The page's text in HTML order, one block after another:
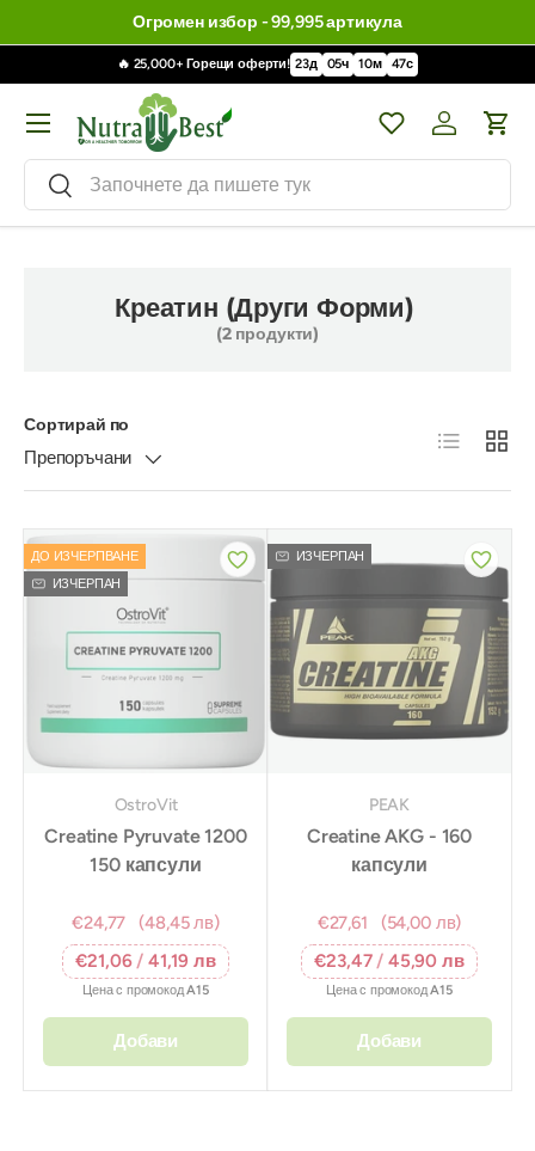
Огромен избор - 99,995 артикула
🔥 25,000+ Горещи оферти! 23д 05ч 10м 45с
Търсене
Търсене
WishlistВлизане /
Меню
Креатин (Други Форми)
(2 продукти)
Сортирай по
Препоръчани
Списък
ДО ИЗЧЕРПВАНЕ
ИЗЧЕРПАН
OstroVit
Creatine Pyruvate 1200
150 капсули
€24,77
(48,45 лв)
€21,06 / 41,19 лв
Цена с промокодA15
Добави
ИЗЧЕРПАН
PEAK
Creatine AKG - 160
капсули
€27,61
(54,00 лв)
€23,47 / 45,90 лв
Цена с промокодA15
Добави